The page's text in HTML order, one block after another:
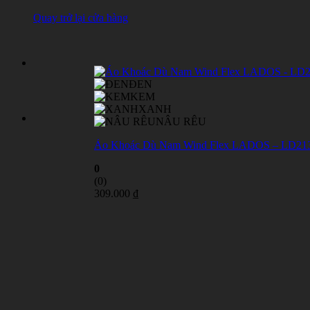
Quay trở lại cửa hàng
ĐEN
KEM
XANH
NÂU RÊU
Áo Khoác Dù Nam Wind Flex LADOS –
0
(0)
309.000 ₫